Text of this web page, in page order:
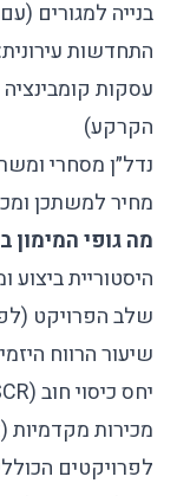
בנייה למגורים
התחדשות עירונית: תמ"א 38,
עסקות
הקרקע)
נדל״ן מסחרי
מחיר למשתכן
מה גופי המימון
היסטוריית ביצוע
שלב הפרויקט
שיעור הרווח
יחס כיסוי חוב (DSCR)
מכירות מקדמיות
לפרויקטים